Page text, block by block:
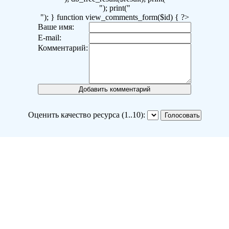
"); print("
"); } function view_comments_form($id) { ?>
Ваше имя:
E-mail:
Комментарий:
Оценить качество ресурса (1..10):